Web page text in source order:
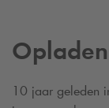
10 jaar geleden